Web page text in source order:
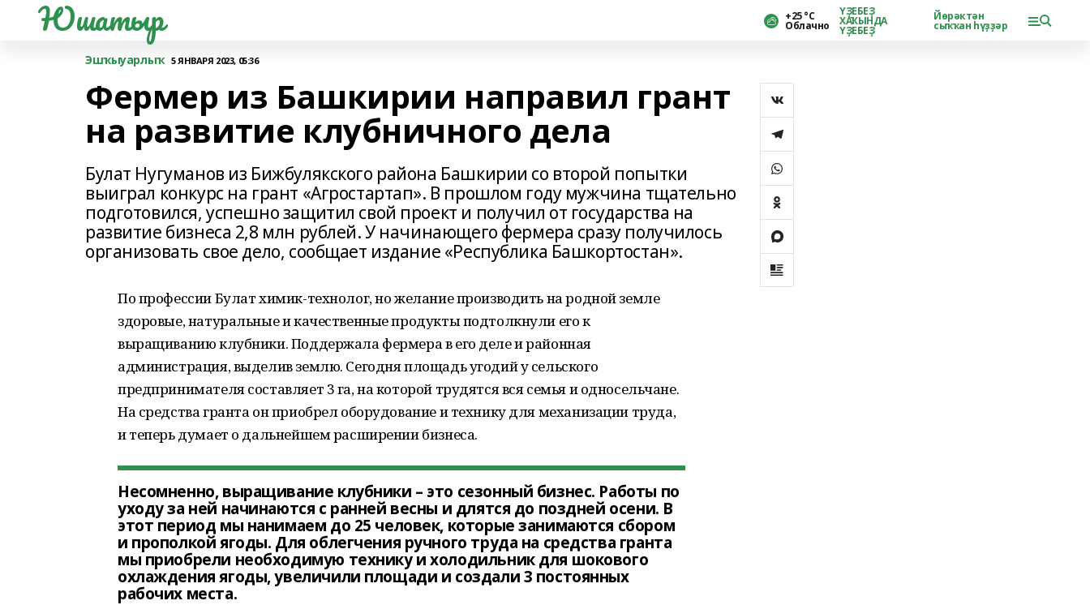
Юшатыр +25 °С
Облачно
ҮҘЕБЕҘ
ХАҠЫНДА
ҮҘЕБЕҘ
Йөрәктән
сыҡҡан һүҙҙәр
Эшҡыуарлыҡ 5 ЯНВАРЯ 2023, 05:36
Фермер из Башкирии направил грант
на развитие клубничного дела
Булат Нугуманов из Бижбулякского района Башкирии со второй попытки
выиграл конкурс на грант «Агростартап». В прошлом году мужчина тщательно
подготовился, успешно защитил свой проект и получил от государства на
развитие бизнеса 2,8 млн рублей. У начинающего фермера сразу получилось
организовать свое дело, сообщает издание «Республика Башкортостан».
По профессии Булат химик-технолог, но желание производить на родной земле
здоровые, натуральные и качественные продукты подтолкнули его к
выращиванию клубники. Поддержала фермера в его деле и районная
администрация, выделив землю. Сегодня площадь угодий у сельского
предпринимателя составляет 3 га, на которой трудятся вся семья и односельчане.
На средства гранта он приобрел оборудование и технику для механизации труда,
и теперь думает о дальнейшем расширении бизнеса.
Несомненно, выращивание клубники – это сезонный бизнес. Работы по
уходу за ней начинаются с ранней весны и длятся до поздней осени. В
этот период мы нанимаем до 25 человек, которые занимаются сбором
и прополкой ягоды. Для облегчения ручного труда на средства гранта
мы приобрели необходимую технику и холодильник для шокового
охлаждения ягоды, увеличили площади и создали 3 постоянных
рабочих места.